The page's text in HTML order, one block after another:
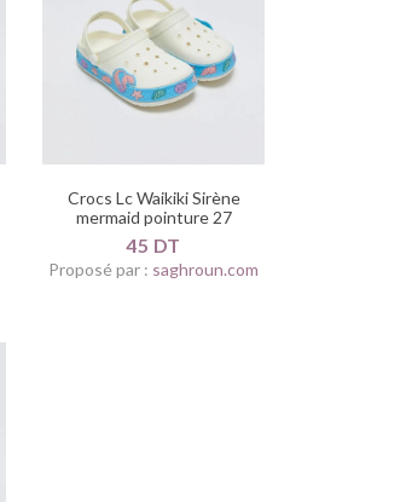
Crocs Lc Waikiki Sirène
mermaid pointure 27
45 DT
Proposé par : saghroun.com